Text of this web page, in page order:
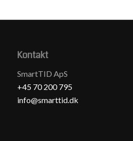
Kontakt
SmartTID ApS
+45 70 200 795
info@smarttid.dk